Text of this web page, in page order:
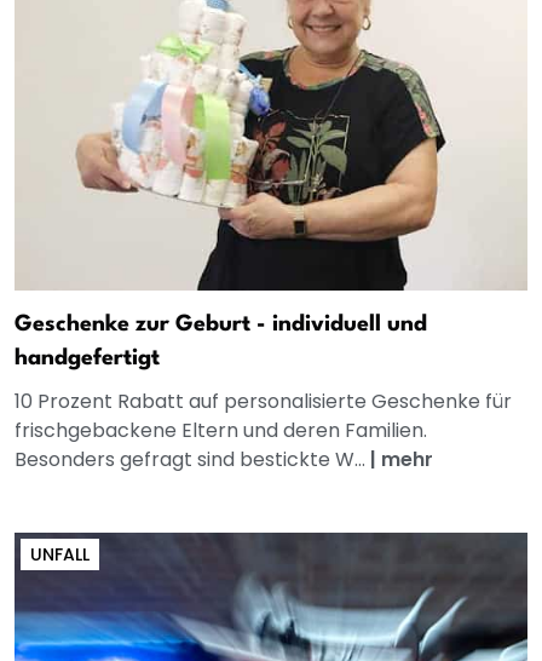
Geschenke zur Geburt - individuell und
handgefertigt
10 Prozent Rabatt auf personalisierte Geschenke für
frischgebackene Eltern und deren Familien.
Besonders gefragt sind bestickte W... | mehr
UNFALL